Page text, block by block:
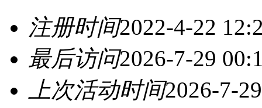
注册时间2022-4-22
最后访问2026-7-29
上次活动时间2026-7-